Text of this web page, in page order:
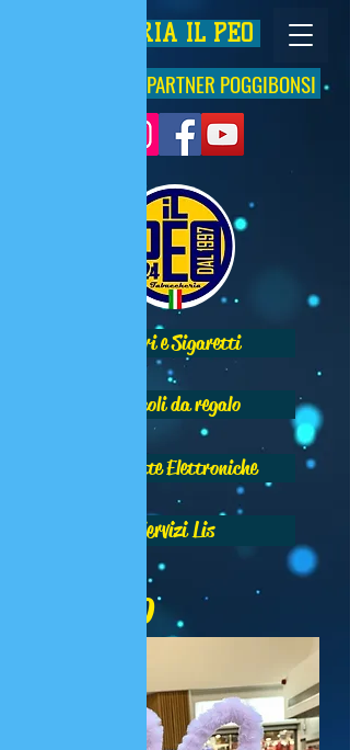
TABACCHERIA IL PEO
IQOS PREMIUM PARTNER POGGIBONSI
Sigari e Sigaretti
Articoli da regalo
Sigarette Elettroniche
Servizi Lis
Luciano